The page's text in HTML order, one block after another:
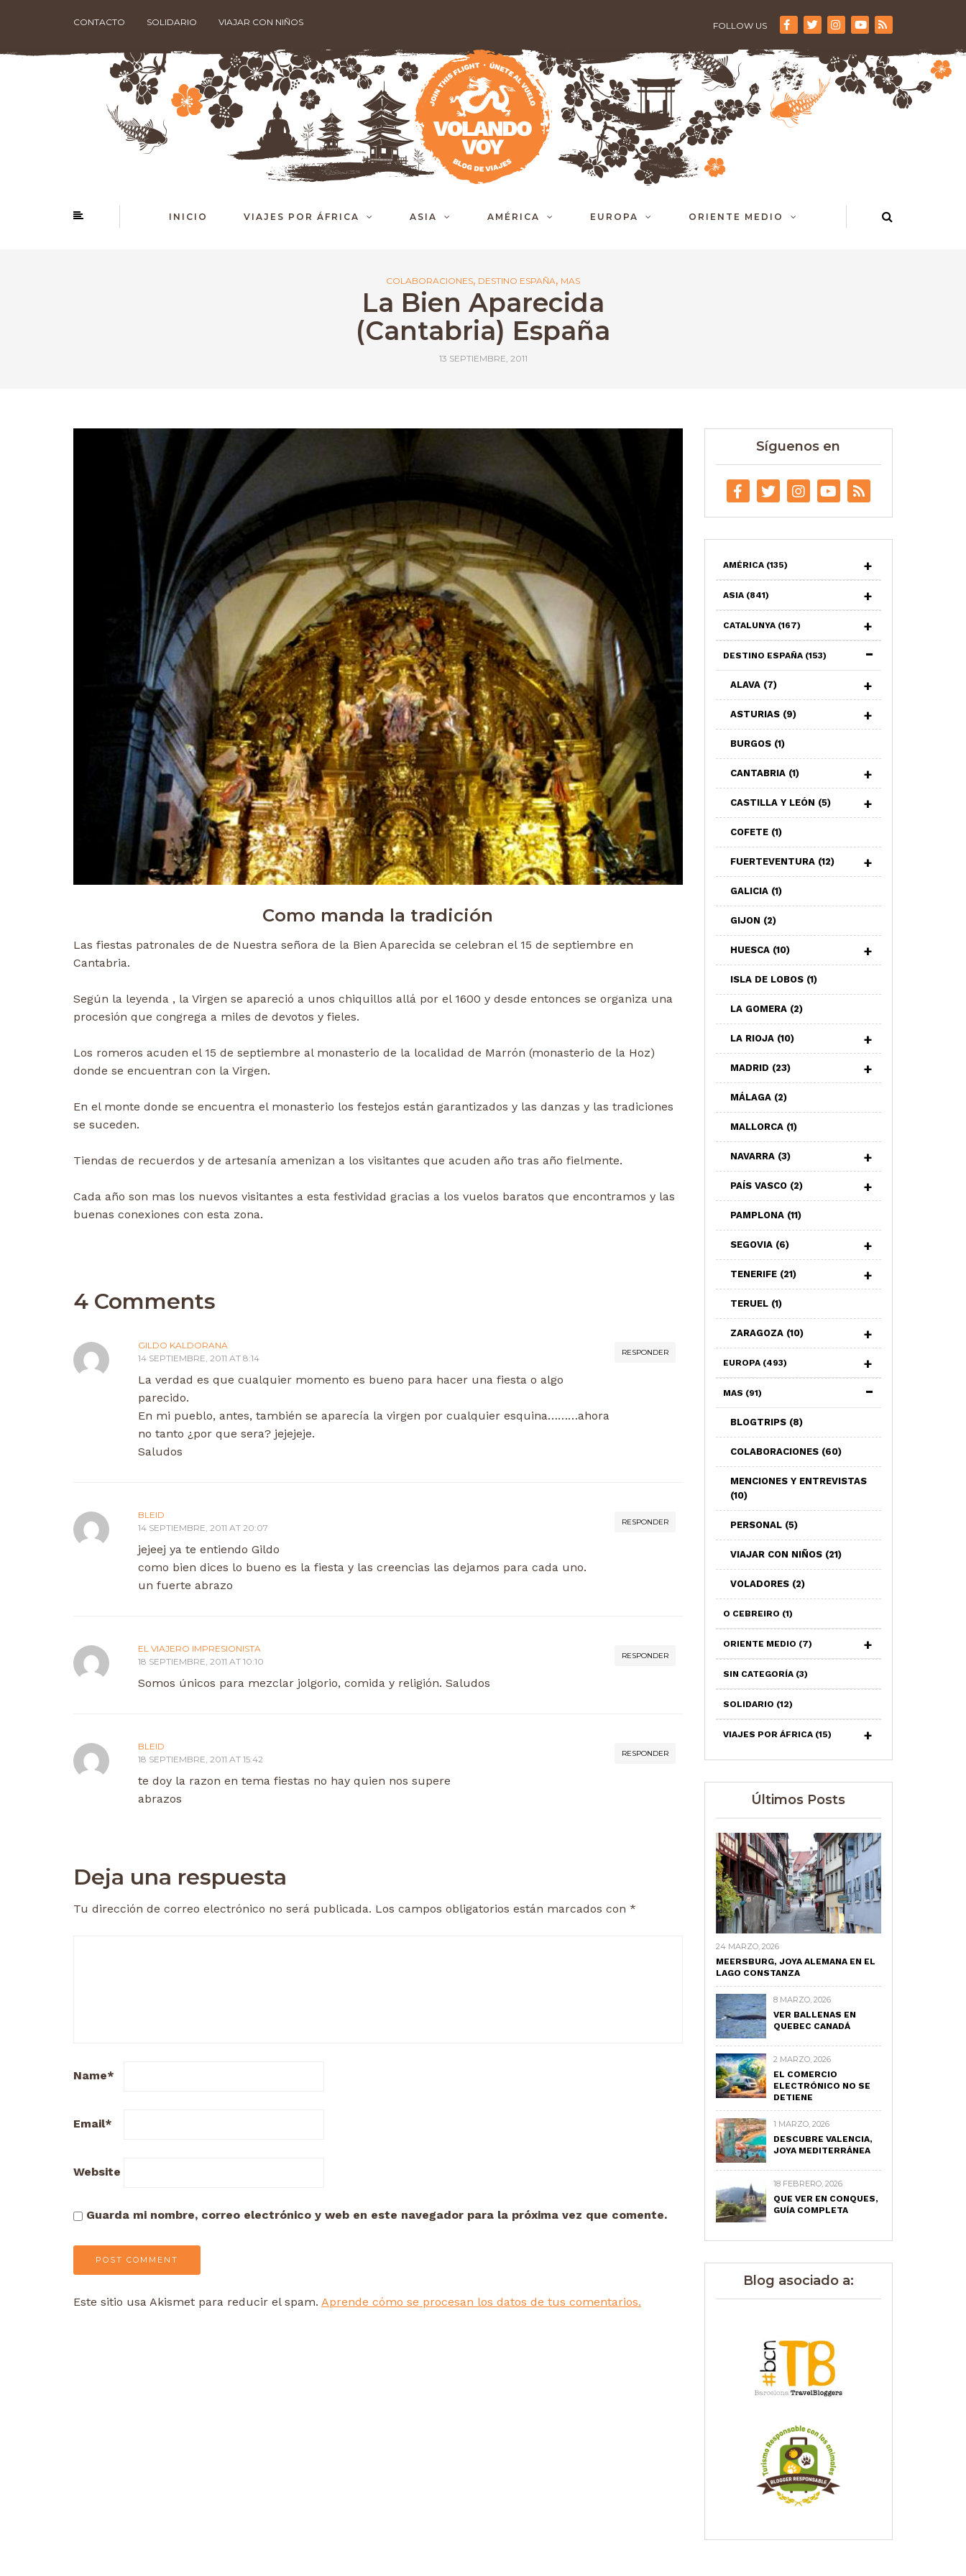
CONTACTO SOLIDARIO VIAJAR CON NIÑOS FOLLOW US
INICIO VIAJES POR ÁFRICA ASIA AMÉRICA EUROPA ORIENTE MEDIO
COLABORACIONES, DESTINO ESPAÑA, MAS
La Bien Aparecida
(Cantabria) España
13 SEPTIEMBRE, 2011
Como manda la tradición
Las fiestas patronales de de Nuestra señora de la Bien Aparecida se celebran el 15 de septiembre en
Cantabria.
Según la leyenda , la Virgen se apareció a unos chiquillos allá por el 1600 y desde entonces se organiza una
procesión que congrega a miles de devotos y fieles.
Los romeros acuden el 15 de septiembre al monasterio de la localidad de Marrón (monasterio de la Hoz)
donde se encuentran con la Virgen.
En el monte donde se encuentra el monasterio los festejos están garantizados y las danzas y las tradiciones
se suceden.
Tiendas de recuerdos y de artesanía amenizan a los visitantes que acuden año tras año fielmente.
Cada año son mas los nuevos visitantes a esta festividad gracias a los vuelos baratos que encontramos y las
buenas conexiones con esta zona.
4 Comments
RESPONDER
GILDO KALDORANA
14 SEPTIEMBRE, 2011 AT 8:14
La verdad es que cualquier momento es bueno para hacer una fiesta o algo
parecido.
En mi pueblo, antes, también se aparecía la virgen por cualquier esquina………ahora
no tanto ¿por que sera? jejejeje.
Saludos
RESPONDER
BLEID
14 SEPTIEMBRE, 2011 AT 20:07
jejeej ya te entiendo Gildo
como bien dices lo bueno es la fiesta y las creencias las dejamos para cada uno.
un fuerte abrazo
RESPONDER
EL VIAJERO IMPRESIONISTA
18 SEPTIEMBRE, 2011 AT 10:10
Somos únicos para mezclar jolgorio, comida y religión. Saludos
RESPONDER
BLEID
18 SEPTIEMBRE, 2011 AT 15:42
te doy la razon en tema fiestas no hay quien nos supere
abrazos
Deja una respuesta
Tu dirección de correo electrónico no será publicada. Los campos obligatorios están marcados con *
Name*
Email*
Website
Guarda mi nombre, correo electrónico y web en este navegador para la próxima vez que comente.
Este sitio usa Akismet para reducir el spam. Aprende cómo se procesan los datos de tus comentarios.
Síguenos en
AMÉRICA (135)
ASIA (841)
CATALUNYA (167)
DESTINO ESPAÑA (153)
ALAVA (7)
ASTURIAS (9)
BURGOS (1)
CANTABRIA (1)
CASTILLA Y LEÓN (5)
COFETE (1)
FUERTEVENTURA (12)
GALICIA (1)
GIJON (2)
HUESCA (10)
ISLA DE LOBOS (1)
LA GOMERA (2)
LA RIOJA (10)
MADRID (23)
MÁLAGA (2)
MALLORCA (1)
NAVARRA (3)
PAÍS VASCO (2)
PAMPLONA (11)
SEGOVIA (6)
TENERIFE (21)
TERUEL (1)
ZARAGOZA (10)
EUROPA (493)
MAS (91)
BLOGTRIPS (8)
COLABORACIONES (60)
MENCIONES Y ENTREVISTAS
(10)
PERSONAL (5)
VIAJAR CON NIÑOS (21)
VOLADORES (2)
O CEBREIRO (1)
ORIENTE MEDIO (7)
SIN CATEGORÍA (3)
SOLIDARIO (12)
VIAJES POR ÁFRICA (15)
Últimos Posts
24 MARZO, 2026
MEERSBURG, JOYA ALEMANA EN EL
LAGO CONSTANZA
8 MARZO, 2026
VER BALLENAS EN
QUEBEC CANADÁ
2 MARZO, 2026
EL COMERCIO
ELECTRÓNICO NO SE
DETIENE
1 MARZO, 2026
DESCUBRE VALENCIA,
JOYA MEDITERRÁNEA
18 FEBRERO, 2026
QUE VER EN CONQUES,
GUÍA COMPLETA
Blog asociado a: